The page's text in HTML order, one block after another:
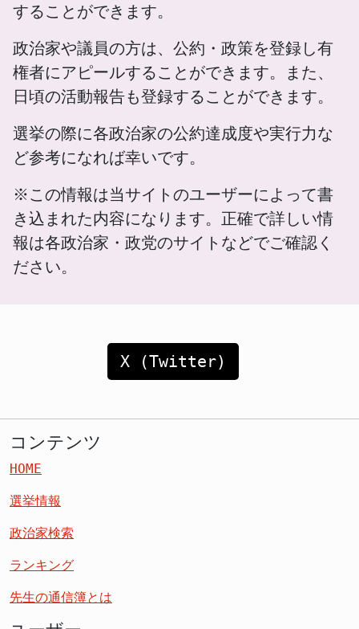
することができます。
政治家や議員の方は、公約・政策を登録し有
権者にアピールすることができます。また、
日頃の活動報告も登録することができます。
選挙の際に各政治家の公約達成度や実行力な
ど参考になれば幸いです。
※この情報は当サイトのユーザーによって書
き込まれた内容になります。正確で詳しい情
報は各政治家・政党のサイトなどでご確認く
ださい。
X (Twitter)
コンテンツ
HOME
選挙情報
政治家検索
ランキング
先生の通信簿とは